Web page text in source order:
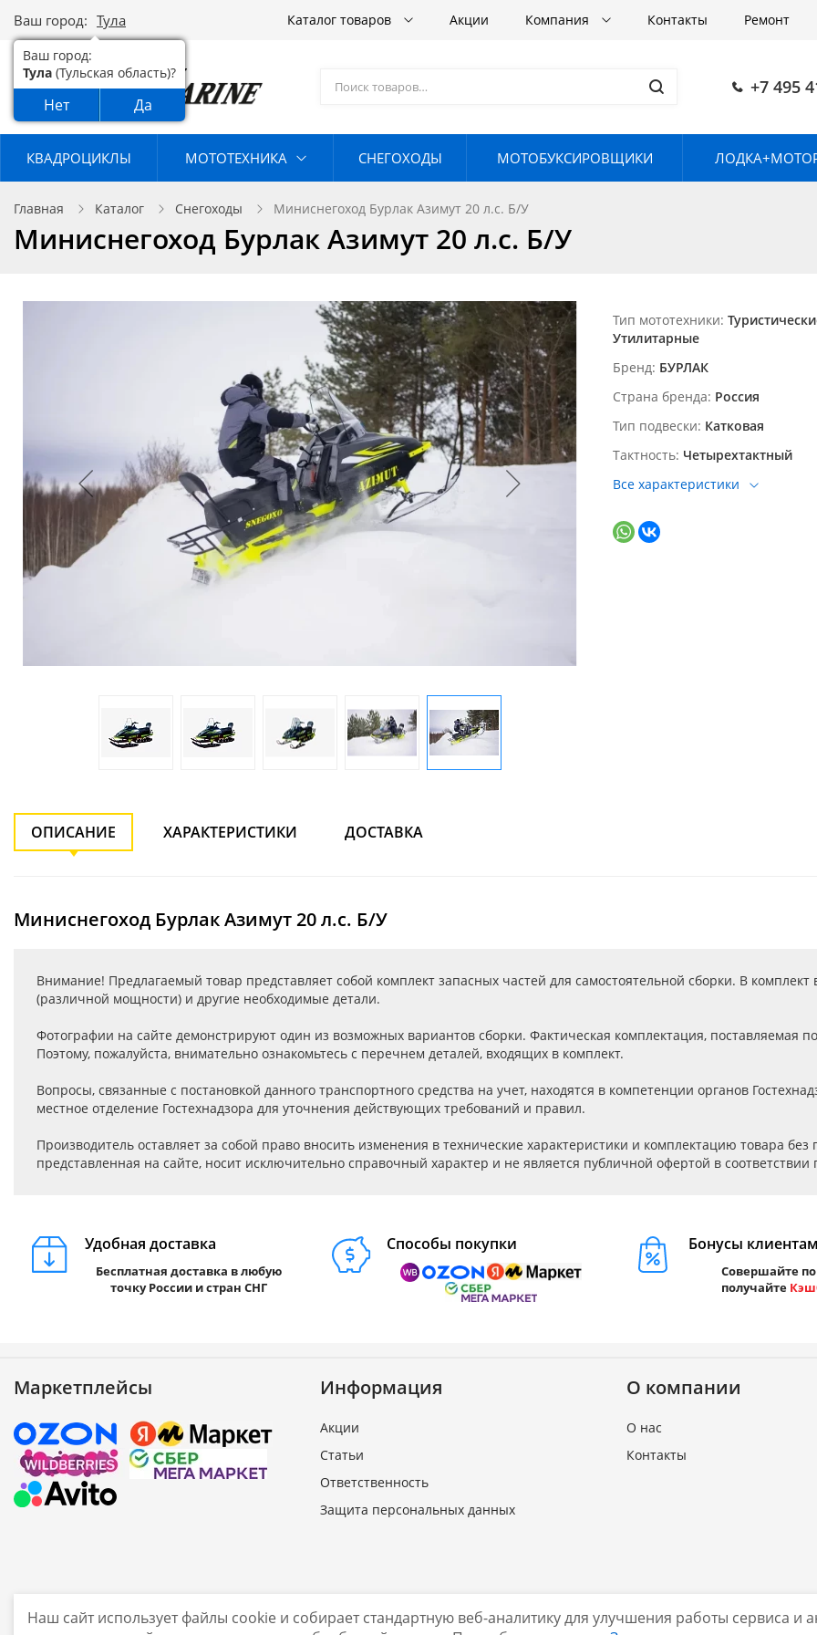
Ваш город: Тула
Ваш город:
Тула (Тульская область)?
Нет Да
Каталог товаров Акции Компания Контакты Ремонт
+7 495
КВАДРОЦИКЛЫ МОТОТЕХНИКА СНЕГОХОДЫ МОТОБУКСИРОВЩИКИ
Главная Каталог Снегоходы Миниснегоход Бурлак Азимут 20 л.с. Б/У
Миниснегоход Бурлак Азимут 20 л.с. Б/У
Тип мототехники
Утилитарные
Бренд БУРЛАК
Страна бренда Россия
Тип подвески Катковая
Тактность Четырехтактный
Все характеристики
ОПИСАНИЕ ХАРАКТЕРИСТИКИ ДОСТАВКА
Миниснегоход Бурлак Азимут 20 л.с. Б/У
Внимание! Предлагаемый товар представляет собой комплект запасных частей для самостоятельной сборки. В комплект
(различной мощности) и другие необходимые детали.
Фотографии на сайте демонстрируют один из возможных вариантов сборки. Фактическая комплектация, поставляемая
Поэтому, пожалуйста, внимательно ознакомьтесь с перечнем деталей, входящих в комплект.
Вопросы, связанные с постановкой данного транспортного средства на учет, находятся в компетенции органов
местное отделение Гостехнадзора для уточнения действующих требований и правил.
Производитель оставляет за собой право вносить изменения в технические характеристики и комплектацию товара
представленная на сайте, носит исключительно справочный характер и не является публичной офертой в соответствии
Удобная доставка
Бесплатная доставка в любую
точку России и стран СНГ
Способы покупки Бонусы клиентам
Совершайте
получайте
Маркетплейсы Информация
Акции
Статьи
Ответственность
Защита персональных данных
О компании
О нас
Контакты
sale@smarine.shop2026Нашли ошибку?
Наш сайт использует файлы cookie и собирает стандартную веб-аналитику для улучшения работы сервиса